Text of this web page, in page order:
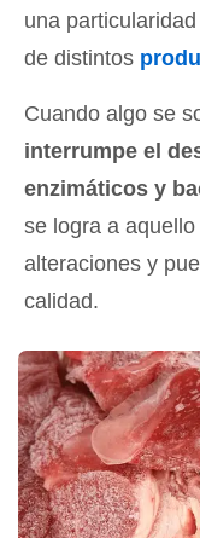
una
de distintos
Cuando algo se
interrumpe el
enzimáticos y
se logra a
alteraciones y
calidad.